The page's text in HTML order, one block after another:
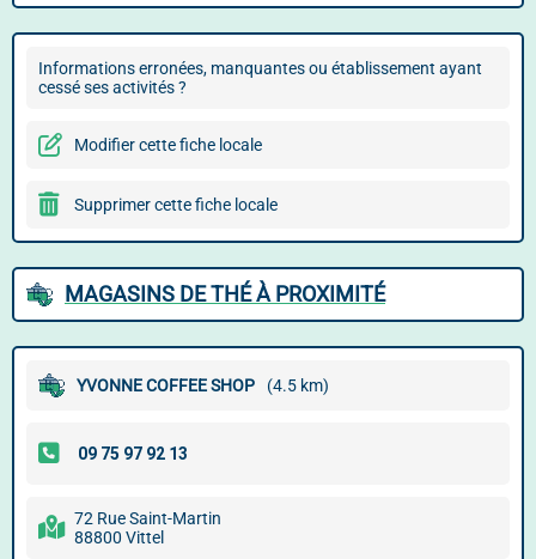
Informations erronées, manquantes ou établissement ayant
cessé ses activités ?
Modifier cette fiche locale
Supprimer cette fiche locale
MAGASINS DE THÉ À PROXIMITÉ
YVONNE COFFEE SHOP (4.5 km)
72 Rue Saint-Martin
88800 Vittel